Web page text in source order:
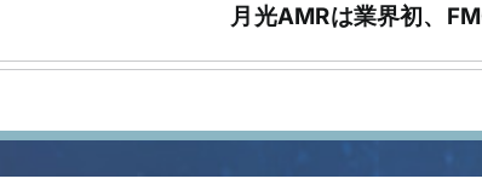
月光AMRは業界初、